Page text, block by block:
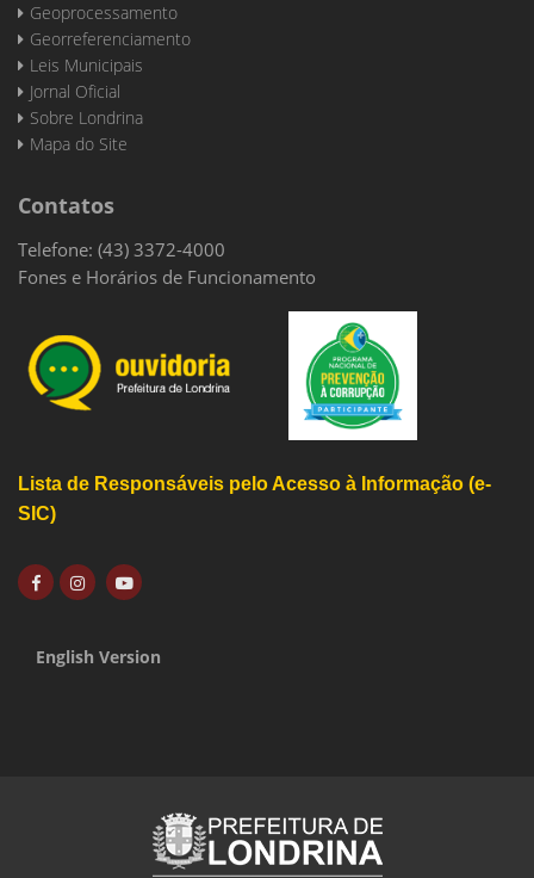
Geoprocessamento
Georreferenciamento
Leis Municipais
Jornal Oficial
Sobre Londrina
Mapa do Site
Contatos
Telefone: (43) 3372-4000
Fones e Horários de Funcionamento
Lista de Responsáveis pelo Acesso à Informação (e-
SIC)
English Version